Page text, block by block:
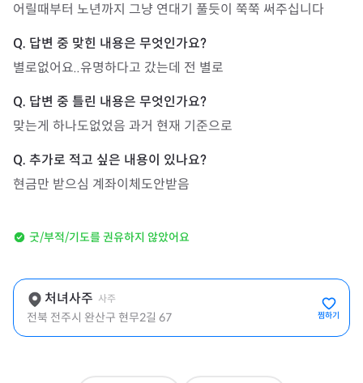
어릴때부터 노년까지 그냥 연대기 풀듯이 쭉쭉 써주십니다
별로없어요..유명하다고 갔는데 전 별로
맞는게 하나도없었음 과거 현재 기준으로
현금만 받으심 계좌이체도안받음
굿/부적/기도를 권유하지 않았어요
처녀사주 사주
전북 전주시 완산구 현무2길 67 찜하기